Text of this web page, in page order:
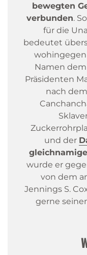
bewegten
verbunden.
für die
bedeutet
wohingegen
Namen
Präsidenten
nach
und der
wurde er
von dem
Jennings S.
gerne